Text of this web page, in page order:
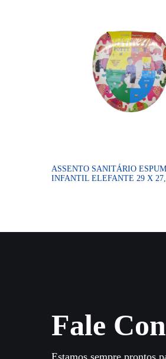
ASSENTO SANITÁRIO
INFANTIL ELEFANTE 29 X
Fale